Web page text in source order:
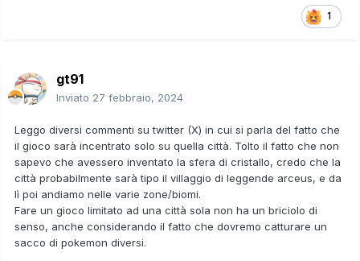
1
gt91
Inviato 27 febbraio, 2024
Leggo diversi commenti su twitter (X) in cui si parla del fatto che
il gioco sarà incentrato solo su quella città. Tolto il fatto che non
sapevo che avessero inventato la sfera di cristallo, credo che la
città probabilmente sarà tipo il villaggio di leggende arceus, e da
lì poi andiamo nelle varie zone/biomi.
Fare un gioco limitato ad una città sola non ha un briciolo di
senso, anche considerando il fatto che dovremo catturare un
sacco di pokemon diversi.